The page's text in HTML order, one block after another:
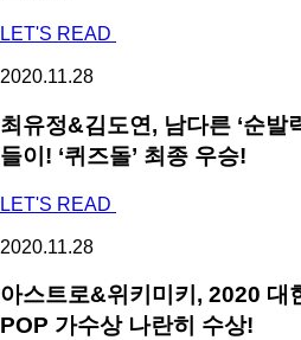
LET'S READ
2020.11.28
최유정&김도연, 남다른 ‘순발
들이! ‘퀴즈돌’ 최종 우승!
LET'S READ
2020.11.28
아스트로&위키미키, 2020 대
POP 가수상 나란히 수상!